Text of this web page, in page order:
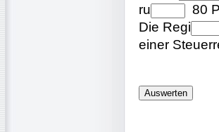
ru
80
Die Regi
einer